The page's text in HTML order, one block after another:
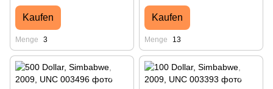
Kaufen
Menge 3
Kaufen
Menge 13